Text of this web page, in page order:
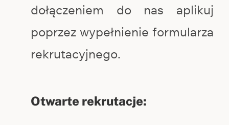
dołączeniem do nas aplikuj
poprzez wypełnienie formularza
rekrutacyjnego.
Otwarte rekrutacje: